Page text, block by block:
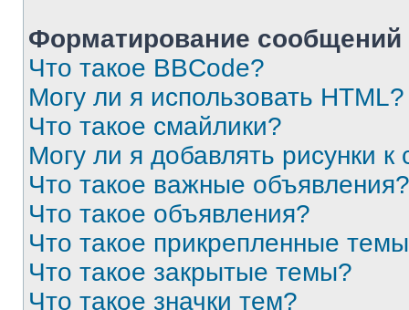
Форматирование
Что такое BBCode?
Могу ли я использовать HTML?
Что такое смайлики?
Могу ли я добавлять рисунки
Что такое важные объявления?
Что такое объявления?
Что такое прикрепленные
Что такое закрытые темы?
Что такое значки тем?